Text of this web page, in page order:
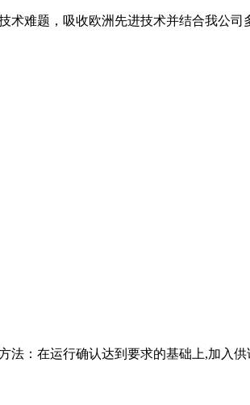
难题，吸收欧洲先进技术并结合我公
：在运行确认达到要求的基础上,加入